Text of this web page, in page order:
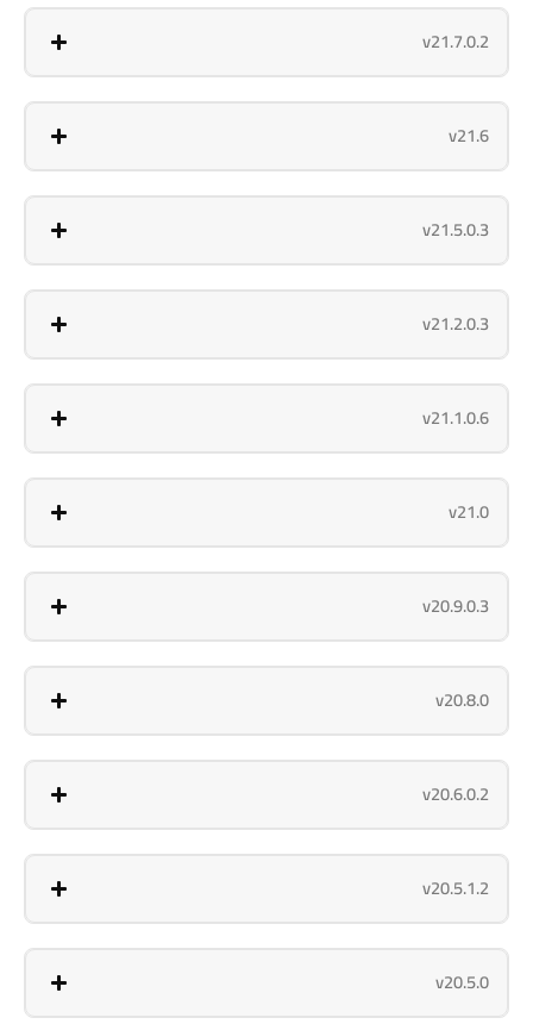
v21.7.0.2
v21.6
v21.5.0.3
v21.2.0.3
v21.1.0.6
v21.0
v20.9.0.3
v20.8.0
v20.6.0.2
v20.5.1.2
v20.5.0